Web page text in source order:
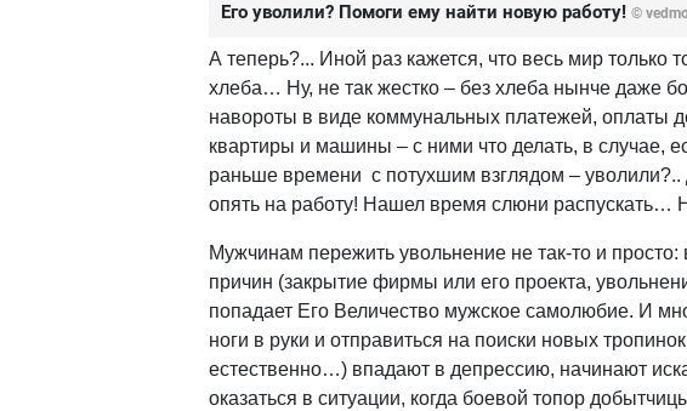
Его уволили? Помоги ему найти новую работу! ©
А теперь?... Иной раз кажется, что весь мир только
хлеба… Ну, не так жестко – без хлеба нынче даже
навороты в виде коммунальных платежей, оплаты
квартиры и машины – с ними что делать, в случае,
раньше времени с потухшим взглядом – уволили?..
опять на работу! Нашел время слюни распускать…
Мужчинам пережить увольнение не так-то и
причин (закрытие фирмы или его проекта,
попадает Его Величество мужское самолюбие. И
ноги в руки и отправиться на поиски новых
естественно…) впадают в депрессию, начинают
оказаться в ситуации, когда боевой топор